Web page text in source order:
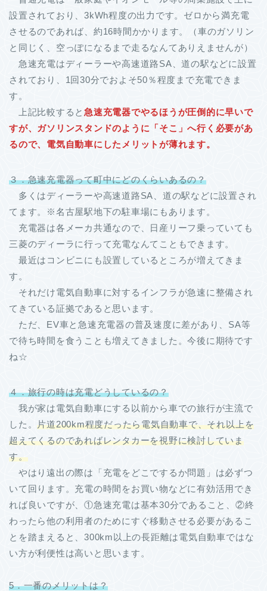
設置されており、3kWh程度の出力です。ゼロから満充電
させるのであれば、約16時間かかります。（車のガソリン
と同じく、空っぽになるまで走るなんてありえませんが）
急速充電はディーラーや高速道路SA、道の駅などに設置
されており、1回30分でおよそ50％程度まで充電できま
す。
上記比較すると急速充電器でやるほうが圧倒的に早いで
すが、ガソリンスタンドのように「そこ」へ行く必要があ
るので、電気自動車にしたメリットが薄れます。
３．急速充電器って町中にどのくらいあるの？
多くはディーラーや高速道路SA、道の駅などに設置され
てます。※名古屋駅地下の駐車場にもあります。
充電器は各メーカ共通なので、日産リーフ乗っていても
三菱のディーラに行って充電なんてこともできます。
最近はコンビニにも設置しているところが増えてきま
す。
それだけ電気自動車に対するインフラが急速に整備され
てきている証拠であると思います。
ただ、EV車と急速充電器の普及速度に差があり、SA等
で待ち時間を食うことも増えてきました。今後に期待です
ね☆
４．旅行の時は充電どうしているの？
我が家は電気自動車にする以前から車での旅行が主流で
した。片道200km程度だったら電気自動車で、それ以上を
超えてくるのであればレンタカーを視野に検討していま
す。
やはり遠出の際は「充電をどこでするか問題」は必ずつ
いて回ります。充電の時間をお買い物などに有効活用でき
れば良いですが、①急速充電は基本30分であること、②終
わったら他の利用者のためにすぐ移動させる必要があるこ
とを踏まえると、300km以上の長距離は電気自動車ではな
い方が利便性は高いと思います。
5．一番のメリットは？